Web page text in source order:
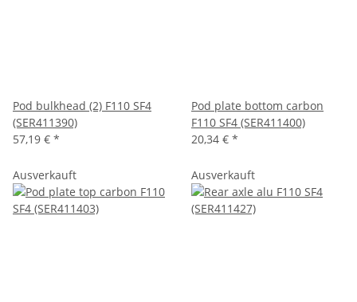
Pod bulkhead (2) F110 SF4
(SER411390)
57,19 € *
Pod plate bottom carbon
F110 SF4 (SER411400)
20,34 € *
Ausverkauft Ausverkauft